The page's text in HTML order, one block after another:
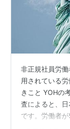
非正規社員労
用されている
きこと YOHの
査によると、
です。労働者